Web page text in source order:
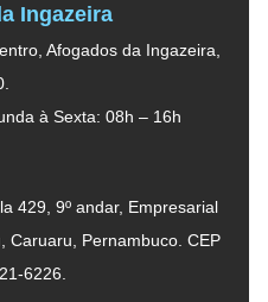
Ingazeira
Afogados da Ingazeira,
à Sexta: 08h – 16h
429, 9º andar, Empresarial
Caruaru, Pernambuco. CEP
6226.